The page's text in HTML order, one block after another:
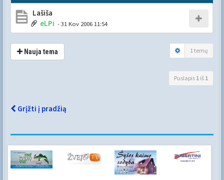
Lašiša
eLPi - 31 Kov 2006 11:54
Nauja tema 1 temų
Puslapis 1 iš 1
Grįžti į pradžią